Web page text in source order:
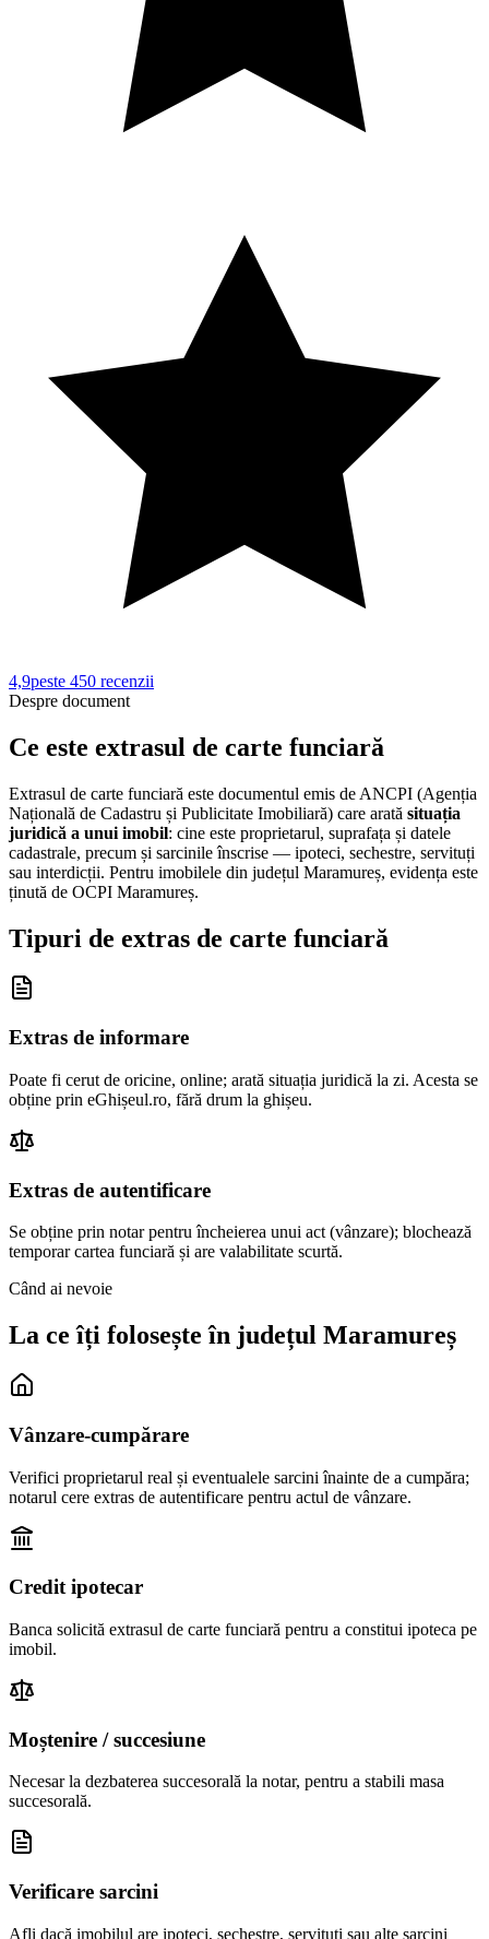
4,9peste 450 recenzii
Despre document
Ce este extrasul de carte funciară
Extrasul de carte funciară este documentul emis de ANCPI (Agenția
Națională de Cadastru și Publicitate Imobiliară) care arată situația
juridică a unui imobil: cine este proprietarul, suprafața și datele
cadastrale, precum și sarcinile înscrise — ipoteci, sechestre, servituți
sau interdicții. Pentru imobilele din județul Maramureș, evidența este
ținută de OCPI Maramureș.
Tipuri de extras de carte funciară
Extras de informare
Poate fi cerut de oricine, online; arată situația juridică la zi. Acesta se
obține prin eGhișeul.ro, fără drum la ghișeu.
Extras de autentificare
Se obține prin notar pentru încheierea unui act (vânzare); blochează
temporar cartea funciară și are valabilitate scurtă.
Când ai nevoie
La ce îți folosește în județul Maramureș
Vânzare-cumpărare
Verifici proprietarul real și eventualele sarcini înainte de a cumpăra;
notarul cere extras de autentificare pentru actul de vânzare.
Credit ipotecar
Banca solicită extrasul de carte funciară pentru a constitui ipoteca pe
imobil.
Moștenire / succesiune
Necesar la dezbaterea succesorală la notar, pentru a stabili masa
succesorală.
Verificare sarcini
Afli dacă imobilul are ipoteci, sechestre, servituți sau alte sarcini